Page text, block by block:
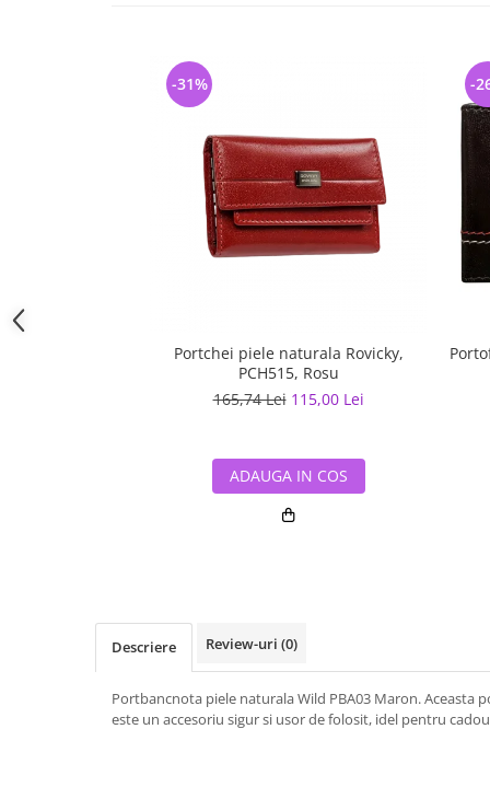
Portchei piele naturala Rovicky,
PCH515, Rosu
165,74 Lei 115,00 Lei
-31%
ADAUGA IN COS
-
Descriere Review-uri (0)
Portbancnota piele naturala Wild PBA03 Maron. Aceasta
este un accesoriu sigur si usor de folosit, idel pentru